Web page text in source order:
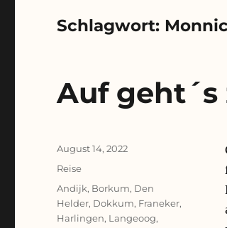
Schlagwort:
Auf geht´s
Veröffentlicht
am
August 14, 2022
Kategorien
Reise
Schlagwörter
Andijk, Borkum, Den
Helder, Dokkum, Franeker,
Harlingen, Langeoog,